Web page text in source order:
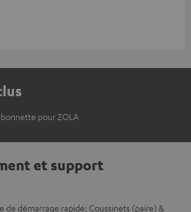
pour ZOLA
et support
de démarrage rapide: Coussinets (paire) &